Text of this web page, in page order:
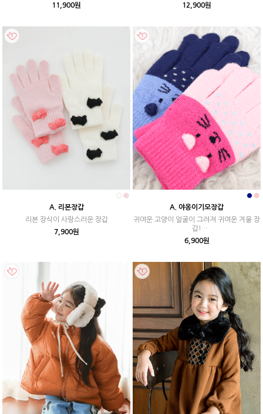
11,900원
12,900원
A. 리본장갑
리본 장식이 사랑스러운 장갑
7,900원
A. 야옹이기모장갑
귀여운 고양이 얼굴이 그려져 귀여운 겨울 장
갑!
안감기모지만 많이 두껍지 않아 활동성 많은
아이들에게 좋아요.
6,900원